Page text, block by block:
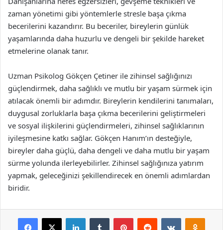
zaman yönetimi gibi yöntemlerle stresle başa çıkma
becerilerini kazandırır. Bu beceriler, bireylerin günlük
yaşamlarında daha huzurlu ve dengeli bir şekilde hareket
etmelerine olanak tanır.
Uzman Psikolog Gökçen Çetiner ile zihinsel sağlığınızı
güçlendirmek, daha sağlıklı ve mutlu bir yaşam sürmek için
atılacak önemli bir adımdır. Bireylerin kendilerini tanımaları,
duygusal zorluklarla başa çıkma becerilerini geliştirmeleri
ve sosyal ilişkilerini güçlendirmeleri, zihinsel sağlıklarının
iyileşmesine katkı sağlar. Gökçen Hanım’ın desteğiyle,
bireyler daha güçlü, daha dengeli ve daha mutlu bir yaşam
sürme yolunda ilerleyebilirler. Zihinsel sağlığınıza yatırım
yapmak, geleceğinizi şekillendirecek en önemli adımlardan
biridir.
Facebook
X LinkedInTumblr PinterestReddit VKontakte